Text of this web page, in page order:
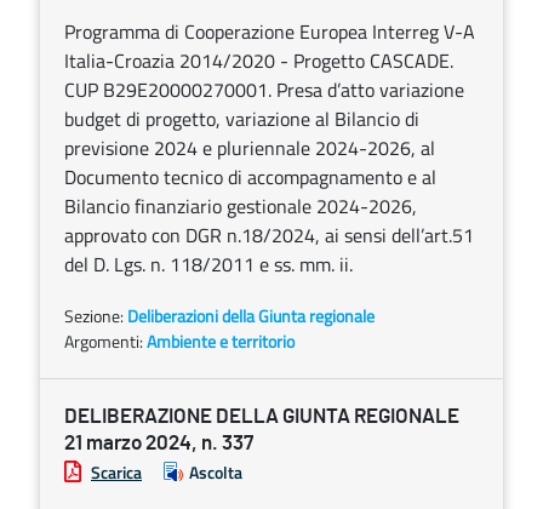
Programma di Cooperazione Europea Interreg V-A
Italia-Croazia 2014/2020 - Progetto CASCADE.
CUP B29E20000270001. Presa d’atto variazione
budget di progetto, variazione al Bilancio di
previsione 2024 e pluriennale 2024-2026, al
Documento tecnico di accompagnamento e al
Bilancio finanziario gestionale 2024-2026,
approvato con DGR n.18/2024, ai sensi dell’art.51
del D. Lgs. n. 118/2011 e ss. mm. ii.
Sezione: Deliberazioni della Giunta regionale
Argomenti:Ambiente e territorio
DELIBERAZIONE DELLA GIUNTA REGIONALE
21 marzo 2024, n. 337
Scarica Ascolta